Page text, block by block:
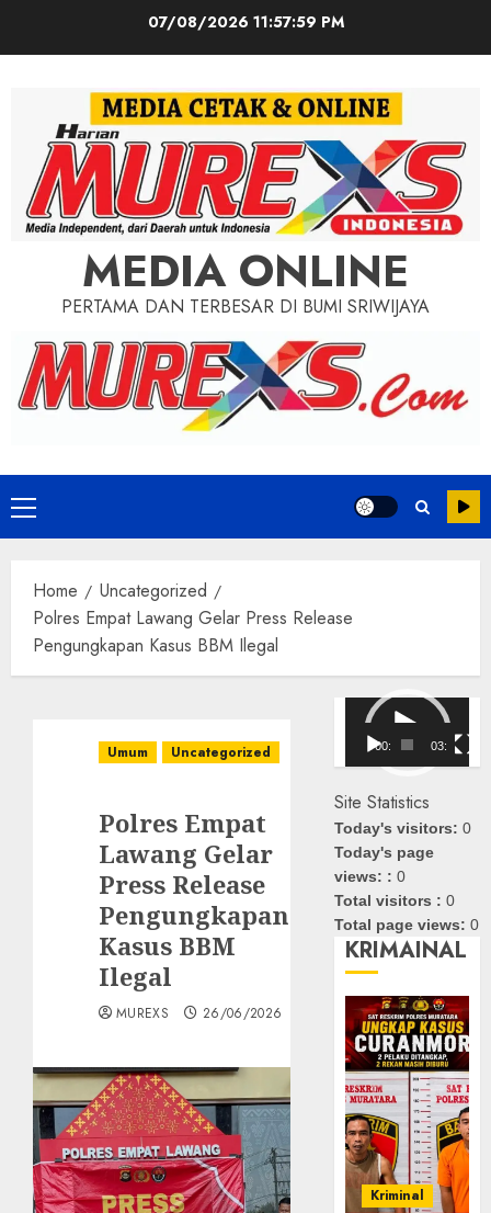
07/08/2026 11:58:01 PM
MEDIA ONLINE
PERTAMA DAN TERBESAR DI BUMI SRIWIJAYA
Primary
Menu
Home
Uncategorized
Polres Empat Lawang Gelar Press Release
Pengungkapan Kasus BBM Ilegal
Umum Uncategorized
Polres Empat
Lawang Gelar
Press Release
Pengungkapan
Kasus BBM
Ilegal
MUREXS 26/06/2026
Pemutar
Video
00:00 03:08
Site Statistics
Today's visitors:0
Today's page
views: :0
Total visitors :0
Total page views:0
KRIMAINAL
Kriminal